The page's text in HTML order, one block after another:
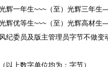
辉一年生~~~（至）光辉三年
辉优等生~~~（至）光辉高材
风纪委员及版主管理员字节不做变
（以上数字单位均为：字节）